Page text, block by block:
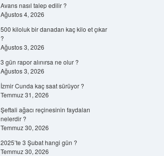
Avans nasıl talep edilir ?
Ağustos 4, 2026
500 kiloluk bir danadan kaç kilo et çıkar
?
Ağustos 3, 2026
3 gün rapor alınırsa ne olur ?
Ağustos 3, 2026
İzmir Cunda kaç saat sürüyor ?
Temmuz 31, 2026
Şeftali ağacı reçinesinin faydaları
nelerdir ?
Temmuz 30, 2026
2025’te 3 Şubat hangi gün ?
Temmuz 30, 2026